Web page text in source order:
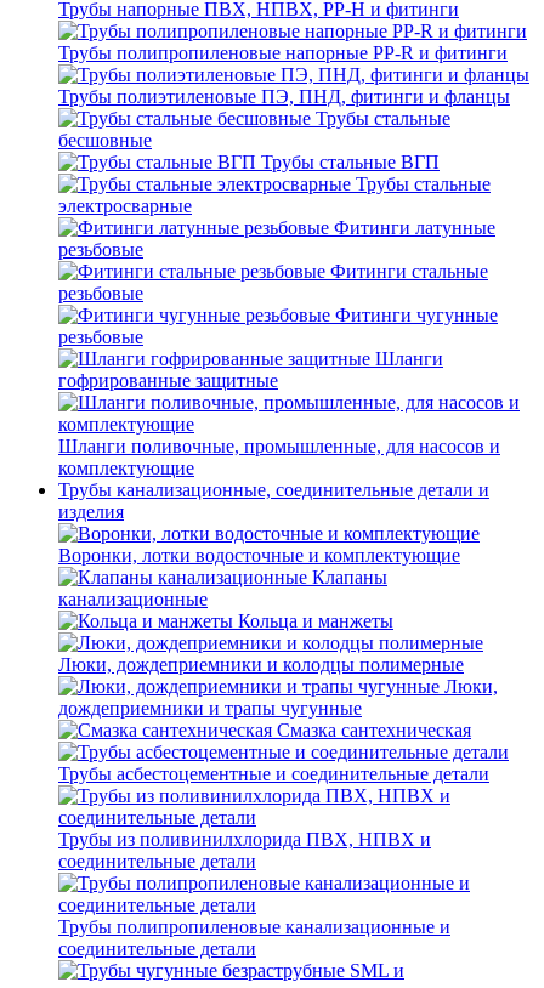
Трубы напорные ПВХ, НПВХ, PP-H и фитинги
Трубы полипропиленовые напорные PP-R и фитинги
Трубы полиэтиленовые ПЭ, ПНД, фитинги и фланцы
Трубы стальные
бесшовные
Трубы стальные ВГП
Трубы стальные
электросварные
Фитинги латунные
резьбовые
Фитинги стальные
резьбовые
Фитинги чугунные
резьбовые
Шланги
гофрированные защитные
Шланги поливочные, промышленные, для насосов и
комплектующие
Трубы канализационные, соединительные детали и
изделия
Воронки, лотки водосточные и комплектующие
Клапаны
канализационные
Кольца и манжеты
Люки, дождеприемники и колодцы полимерные
Люки,
дождеприемники и трапы чугунные
Смазка сантехническая
Трубы асбестоцементные и соединительные детали
Трубы из поливинилхлорида ПВХ, НПВХ и
соединительные детали
Трубы полипропиленовые канализационные и
соединительные детали